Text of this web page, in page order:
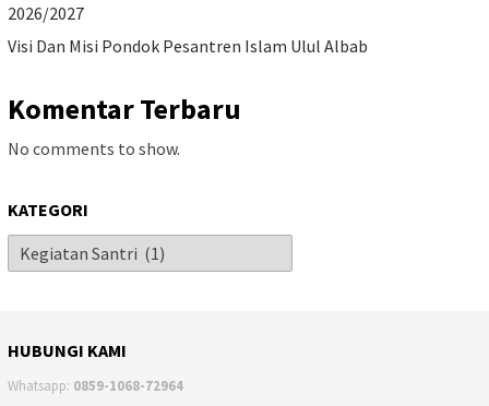
2026/2027
Visi Dan Misi Pondok Pesantren Islam Ulul Albab
Komentar Terbaru
No comments to show.
KATEGORI
HUBUNGI KAMI
Whatsapp: 0859-1068-72964